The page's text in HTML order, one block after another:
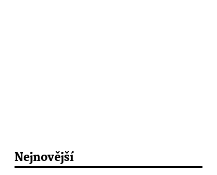
Nejnovější